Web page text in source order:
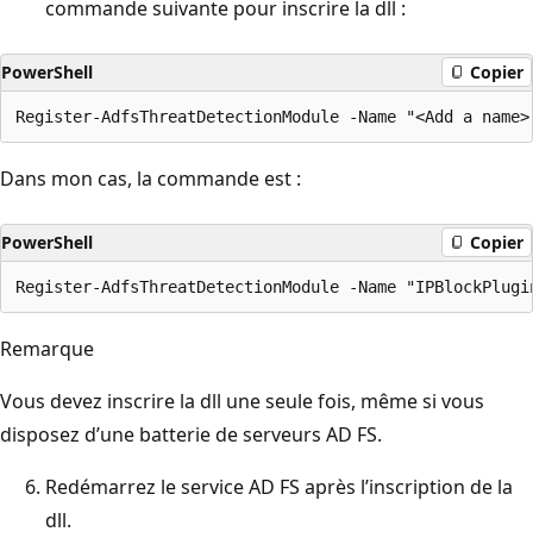
commande suivante pour inscrire la dll :
PowerShell Copier
Dans mon cas, la commande est :
PowerShell Copier
Remarque
Vous devez inscrire la dll une seule fois, même si vous
disposez d’une batterie de serveurs AD FS.
Redémarrez le service AD FS après l’inscription de la
dll.